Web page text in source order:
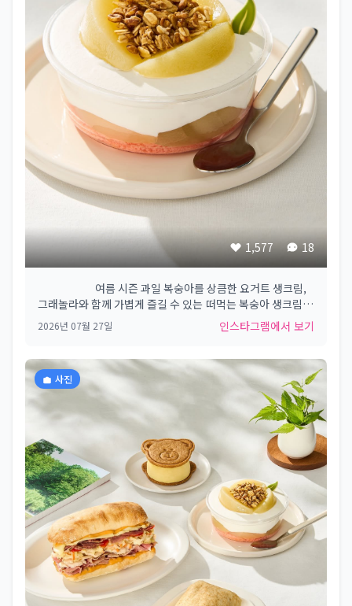
1,577 18
⠀⠀⠀⠀⠀⠀⠀ 여름 시즌 과일 복숭아를 상큼한 요거트 생크림,
그래놀라와 함께 가볍게 즐길 수 있는​ 떠먹는 복숭아 생크림
케이크​ 🍑 스타벅스에서 만나보세요​ 💕 #Starbucks
#Starbuckskorea​ #스타벅스​
2026년 07월 27일 인스타그램에서 보기
사진